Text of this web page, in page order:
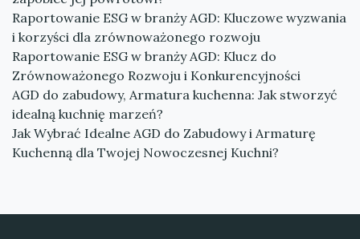
Raportowanie ESG w branży AGD: Kluczowe wyzwania
i korzyści dla zrównoważonego rozwoju
Raportowanie ESG w branży AGD: Klucz do
Zrównoważonego Rozwoju i Konkurencyjności
AGD do zabudowy, Armatura kuchenna: Jak stworzyć
idealną kuchnię marzeń?
Jak Wybrać Idealne AGD do Zabudowy i Armaturę
Kuchenną dla Twojej Nowoczesnej Kuchni?